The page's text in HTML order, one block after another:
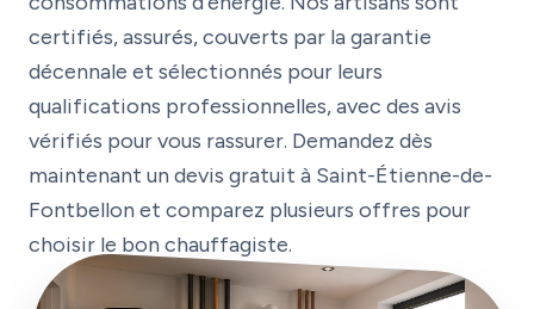
certifiés, assurés, couverts par la garantie
décennale et sélectionnés pour leurs
qualifications professionnelles, avec des avis
vérifiés pour vous rassurer. Demandez dès
maintenant un devis gratuit à Saint-Étienne-de-
Fontbellon et comparez plusieurs offres pour
choisir le bon chauffagiste.